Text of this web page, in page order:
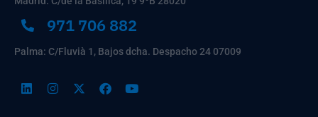
971 706 882
Palma: C/Fluvià 1, Bajos dcha. Despacho 24 07009